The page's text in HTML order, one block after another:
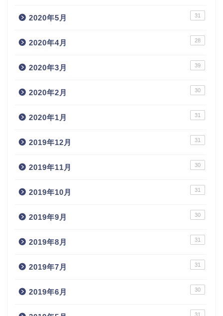
2020年5月 31
2020年4月 28
2020年3月 39
2020年2月 30
2020年1月 31
2019年12月 31
2019年11月 30
2019年10月 31
2019年9月 30
2019年8月 31
2019年7月 31
2019年6月 30
31